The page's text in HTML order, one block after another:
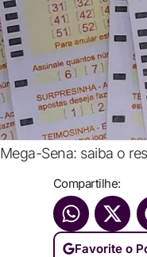
Sena: saiba o
Compartilhe:
Favorite o